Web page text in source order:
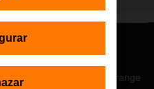
2026
Confort+
Contacto
cookies Orange